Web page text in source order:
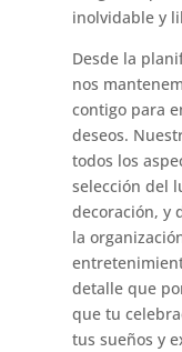
inolvidable y
Desde la
nos
contigo para
deseos.
todos los
selección del
decoración, y
la
detalle que
que tu
tus sueños y